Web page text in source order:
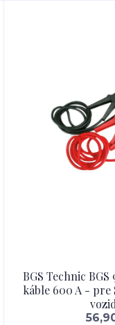
BGS Technic
káble 600 A - pre